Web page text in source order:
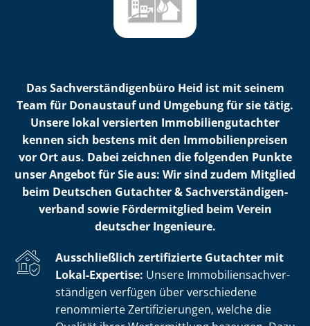
Das Sach­ver­stän­di­gen­bü­ro Heid ist mit seinem
Team für Donaustauf und Umgebung für sie tätig.
Unsere lokal versierten Im­mo­bi­li­en­gut­ach­ter
kennen sich bestens mit den Im­mo­bi­li­en­prei­sen
vor Ort aus. Dabei zeichnen die folgenden Punkte
unser Angebot für Sie aus: Wir sind zudem Mitglied
beim Deutschen Gutachter & Sach­ver­stän­di­gen­
ver­band sowie Fördermitglied beim Verein
deutscher Ingenieure.
Ausschließlich zertifizierte Gutachter mit
Lokal-Expertise: Unsere Im­mo­bi­li­en­sach­ver­
stän­di­gen verfügen über verschiedene
renommierte Zer­ti­fi­zie­run­gen, welche die